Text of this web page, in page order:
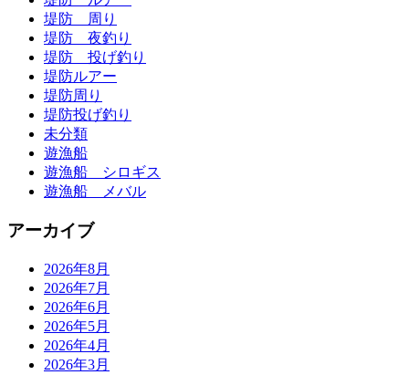
堤防 周り
堤防 夜釣り
堤防 投げ釣り
堤防ルアー
堤防周り
堤防投げ釣り
未分類
遊漁船
遊漁船 シロギス
遊漁船 メバル
アーカイブ
2026年8月
2026年7月
2026年6月
2026年5月
2026年4月
2026年3月